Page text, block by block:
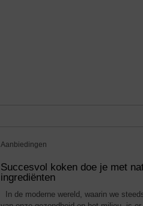
Aanbiedingen
Succesvol koken doe je met
ingrediënten
In de moderne wereld, waarin we